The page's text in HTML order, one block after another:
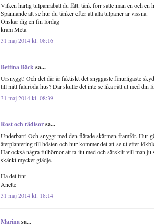
Vilken härlig tulpanrabatt du fått. tänk förr satte man en och
Spännande att se hur du tänker efter att alla tulpaner är vissna.
Önskar dig en fin lördag
kram Meta
31 maj 2014 kl. 08:16
Bettina Bäcksa...
Ursnyggt! Och det där är faktiskt det snyggaste finurligaste
till mitt faluröda hus? Där skulle det inte se lika rätt ut med din
31 maj 2014 kl. 08:39
Rost och rädisorsa...
Underbart! Och snyggt med den flätade skärmen framför. Hur
återplantering till hösten och hur kommer det att se ut efter
Har också några fulhörnor att ta itu med och särskilt vill man
skänkt mycket glädje.
Ha det fint
Anette
31 maj 2014 kl. 18:14
Marinasa...